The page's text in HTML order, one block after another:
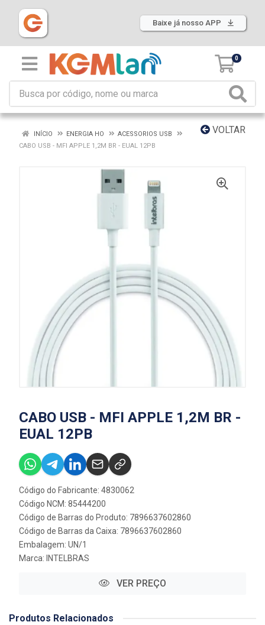
Baixe já nosso APP
0
VOLTAR
INÍCIO ENERGIA HO
ACESSORIOS USB
CABO USB - MFI APPLE 1,2M BR - EUAL 12PB
CABO USB - MFI APPLE 1,2M BR -
EUAL 12PB
Código do Fabricante: 4830062
Código NCM: 85444200
Código de Barras do Produto: 7896637602860
Código de Barras da Caixa: 7896637602860
Embalagem: UN/1
Marca: INTELBRAS
VER PREÇO
Produtos Relacionados